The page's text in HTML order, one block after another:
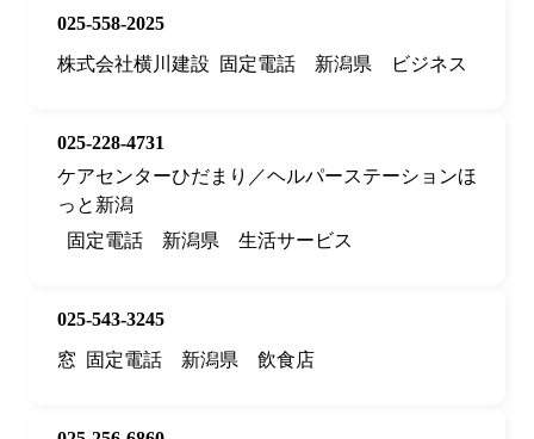
025-558-2025
株式会社横川建設
固定電話 新潟県 ビジネス
025-228-4731
ケアセンターひだまり／ヘルパーステーションほ
っと新潟
固定電話
新潟県 生活サービス
025-543-3245
窓
固定電話 新潟県 飲食店